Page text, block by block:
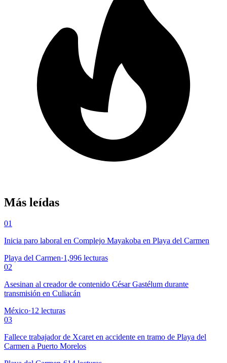
Más leídas
01
Inicia paro laboral en Complejo Mayakoba en Playa del Carmen
Playa del Carmen·1,996 lecturas
02
Asesinan al creador de contenido César Gastélum durante
transmisión en Culiacán
México·12 lecturas
03
Fallece trabajador de Xcaret en accidente en tramo de Playa del
Carmen a Puerto Morelos